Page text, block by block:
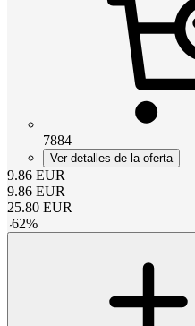
7884
Ver detalles de la oferta
9.86 EUR
9.86 EUR
25.80 EUR
-62%